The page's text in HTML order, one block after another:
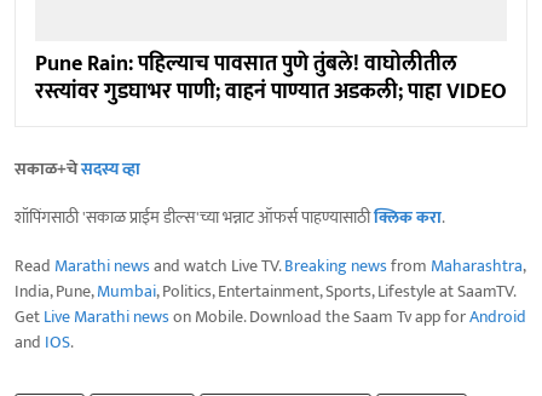
Pune Rain: पहिल्याच पावसात पुणे तुंबले! वाघोलीतील
रस्त्यांवर गुडघाभर पाणी; वाहनं पाण्यात अडकली; पाहा VIDEO
सकाळ+चेसदस्य व्हा
शॉपिंगसाठी 'सकाळ प्राईम डील्स'च्या भन्नाट ऑफर्स पाहण्यासाठीक्लिक करा.
Read Marathi newsand watch Live TV.Breaking newsfrom Maharashtra,
India, Pune,Mumbai, Politics, Entertainment, Sports, Lifestyle at SaamTV.
GetLive Marathi newson Mobile. Download the Saam Tv app forAndroid
and IOS.